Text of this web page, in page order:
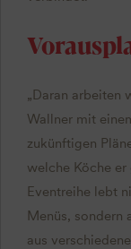
„Daran arbeiten
Wallner mit
zukünftigen
welche Köche
Eventreihe lebt
Menüs, sondern
aus